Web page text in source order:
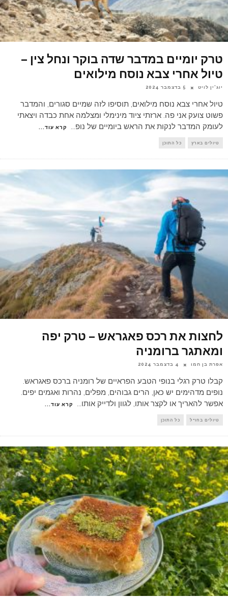
טרק יומיים במדבר שדה בוקר ונחל צין –
טיול אחרי צבא נוסח מילואים
יוג'ין לויט 5 בדצמבר 2024
טיול אחרי צבא נוסח מילואים, תוסיפו לזה שמיים סגורים, והמדבר
פשוט צועק אני פה. ארזתי ציוד מינימלי ומצלמה אחת כבדה ויצאתי
לעומק המדבר לנקות את הראש ביומיים של נופ... קרא עוד...
טיולים בארץ כל התוכן
לחצות את רכס פאגראש – טרק יפה
ומאתגר ברומניה
אפרת בן חמו 4 בדצמבר 2024
קבלו טרק רגלי בנופי הטבע הפראיים של רומניה ברכס פאגראש.
נופים מדהימים יש כאן, הרים גבוהים, מפלים, נהרות ואגמים יפים.
אפשר להאריך או לקצר אותו, לגוון ולדייק אותו... קרא עוד...
טיולים בחו"ל כל התוכן